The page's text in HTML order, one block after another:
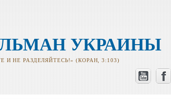
УКРАИНЫ
И НЕ РАЗДЕЛЯЙТЕСЬ!» (КОРАН, 3:103)